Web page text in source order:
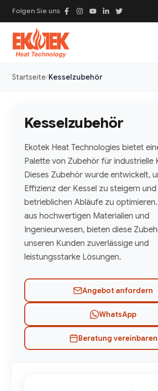
Folgen Sie uns
Startseite Kesselzubehör
Kesselzubehör
Ekotek Heat Technologies bietet
Palette von Zubehör für industrielle
Dieses Zubehör wurde entwickelt,
Effizienz der Kessel zu steigern
betrieblichen Abläufe zu
aus hochwertigen Materialien und
Ingenieurwesen, bieten diese
unseren Kunden zuverlässige und
leistungsstarke Lösungen.
Angebot anfordern
WhatsApp
Beratung vereinbaren